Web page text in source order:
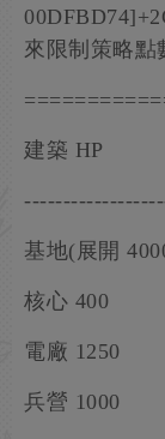
來限制策略點
建築 HP
基地(展開
核心 400
電廠 1250
兵營 1000